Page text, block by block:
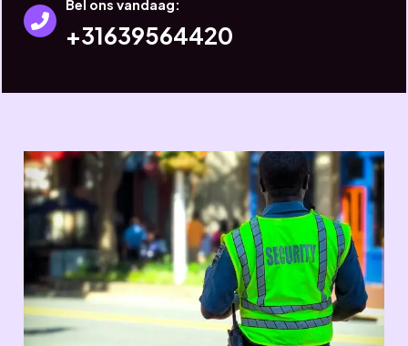
Bel ons vandaag:​
+31639564420